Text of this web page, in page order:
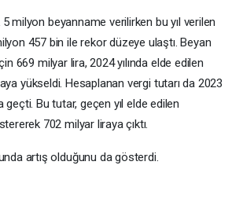
milyon beyanname verilirken bu yıl verilen
457 bin ile rekor düzeye ulaştı. Beyan
669 milyar lira, 2024 yılında elde edilen
yükseldi. Hesaplanan vergi tutarı da 2023
geçti. Bu tutar, geçen yıl elde edilen
702 milyar liraya çıktı.
artış olduğunu da gösterdi.